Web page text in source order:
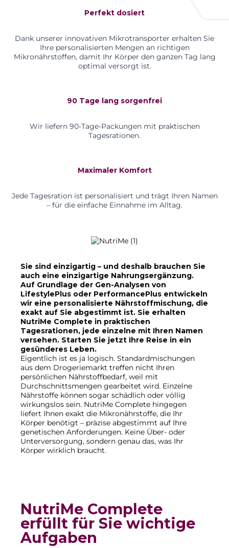
Perfekt dosiert
Dank unserer innovativen Mikrotransporter erhalten Sie
Ihre personalisierten Mengen an richtigen
Mikronährstoffen, damit Ihr Körper den ganzen Tag lang
optimal versorgt ist.
90 Tage lang sorgenfrei
Wir liefern 90-Tage-Packungen mit praktischen
Tagesrationen.
Maximaler Komfort
Jede Tagesration ist personalisiert und trägt Ihren Namen
– für die einfache Einnahme im Alltag.
Sie sind einzigartig – und deshalb brauchen Sie
auch eine einzigartige Nahrungsergänzung.
Auf Grundlage der Gen-Analysen von
LifestylePlus oder PerformancePlus entwickeln
wir eine personalisierte Nährstoffmischung, die
exakt auf Sie abgestimmt ist. Sie erhalten
NutriMe Complete in praktischen
Tagesrationen, jede einzelne mit Ihren Namen
versehen. Starten Sie jetzt Ihre Reise in ein
gesünderes Leben.
Eigentlich ist es ja logisch. Standardmischungen
aus dem Drogeriemarkt treffen nicht Ihren
persönlichen Nährstoffbedarf, weil mit
Durchschnittsmengen gearbeitet wird. Einzelne
Nährstoffe können sogar schädlich oder völlig
wirkungslos sein. NutriMe Complete hingegen
liefert Ihnen exakt die Mikronährstoffe, die Ihr
Körper benötigt – präzise abgestimmt auf Ihre
genetischen Anforderungen. Keine Über- oder
Unterversorgung, sondern genau das, was Ihr
Körper wirklich braucht.
NutriMe Complete
erfüllt für Sie wichtige
Aufgaben